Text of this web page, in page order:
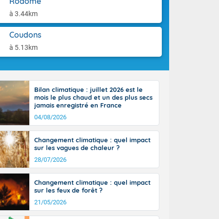
à 3.44km
Coudons
à 5.13km
Garonne.
ensoleillée,
une
tramontane
midi,
avec
Du nord de
dans
Bilan climatique : juillet 2026 est le
mois le plus chaud et un des plus secs
jamais enregistré en France
04/08/2026
Changement climatique : quel impact
sur les vagues de chaleur ?
28/07/2026
Changement climatique : quel impact
sur les feux de forêt ?
21/05/2026